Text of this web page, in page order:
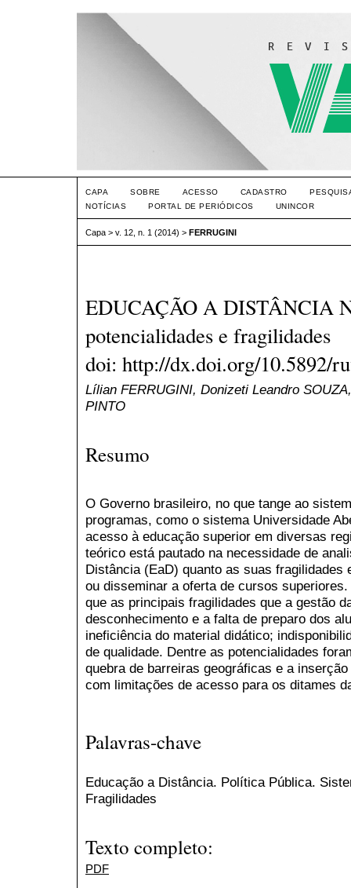
CAPA SOBRE ACESSO CADASTRO
NOTÍCIAS
PORTAL DE PERIÓDICOS UNINCOR
Capa > v. 12, n. 1 (2014) > FERRUGINI
EDUCAÇÃO A DISTÂNCIA
potencialidades e fragilidades
doi: http://dx.doi.org/10.5892/
Lílian FERRUGINI, Donizeti Leandro
PINTO
Resumo
O Governo brasileiro, no que tange ao
programas, como o sistema Universidade
acesso à educação superior em diversas
teórico está pautado na necessidade de
Distância (EaD) quanto as suas fragilidades
ou disseminar a oferta de cursos
que as principais fragilidades que a gestão
desconhecimento e a falta de preparo dos
ineficiência do material didático;
de qualidade. Dentre as potencialidades
quebra de barreiras geográficas e a
com limitações de acesso para os ditames
Palavras-chave
Educação a Distância. Política Pública.
Fragilidades
Texto completo:
PDF